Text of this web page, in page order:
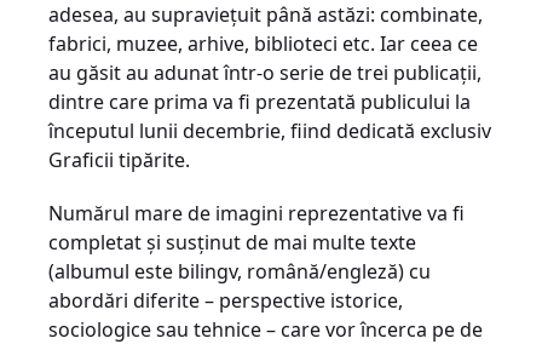
adesea, au supravieţuit până astăzi: combinate,
fabrici, muzee, arhive, biblioteci etc. Iar ceea ce
au găsit au adunat într-o serie de trei publicaţii,
dintre care prima va fi prezentată publicului la
începutul lunii decembrie, fiind dedicată exclusiv
Graficii tipărite.
Numărul mare de imagini reprezentative va fi
completat şi susţinut de mai multe texte
(albumul este bilingv, română/engleză) cu
abordări diferite – perspective istorice,
sociologice sau tehnice – care vor încerca pe de